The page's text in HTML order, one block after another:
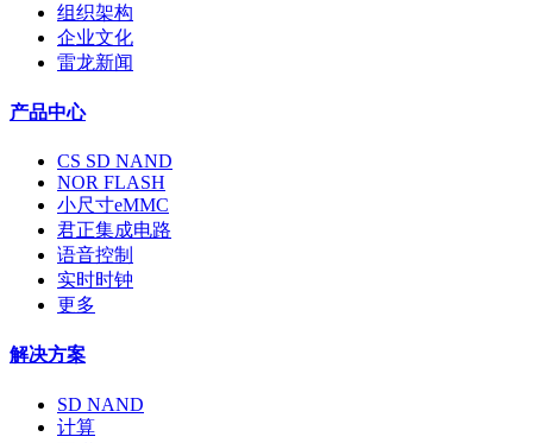
组织架构
企业文化
雷龙新闻
产品中心
CS SD NAND
NOR FLASH
小尺寸eMMC
君正集成电路
语音控制
实时时钟
更多
解决方案
SD NAND
计算